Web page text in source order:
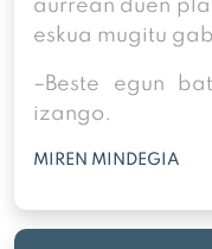
aurrean duen
eskua mugitu
–Beste egun
izango.
MIREN MINDEGIA